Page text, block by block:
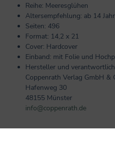
Reihe: Meeresglühen
Altersempfehlung: ab 14
Seiten: 496
Format: 14,2 x 21
Cover: Hardcover
Einband: mit Folie und
Hersteller und
Coppenrath Verlag GmbH &
Hafenweg 30
48155 Münster
info@coppenrath.de